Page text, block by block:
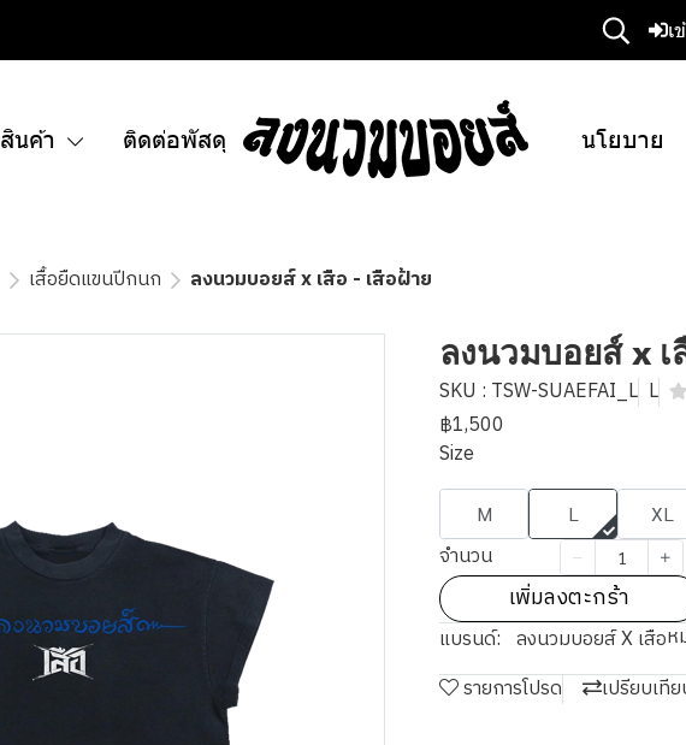
เ
สินค้า ติดต่อพัสดุ นโยบาย
เสื้อยืดแขนปีกนก ลงนวมบอยส์ x เสือ - เสือฝ้าย
ลงนวมบอยส์ x เ
SKU : TSW-SUAEFAI_L L
฿1,500
Size
M L XL
จำนวน
เพิ่มลงตะกร้า
แบรนด์: ลงนวมบอยส์ X เสือห
รายการโปรด
เปรียบเที